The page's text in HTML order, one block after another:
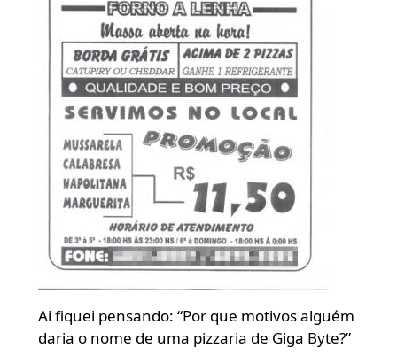
Ai fiquei pensando: “Por que motivos alguém
daria o nome de uma pizzaria de Giga Byte?”